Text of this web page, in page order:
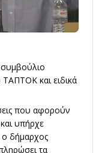
ΤΑΠΤΟΚ και ειδικά
που αφορούν
υπήρχε
ο δήμαρχος
τα